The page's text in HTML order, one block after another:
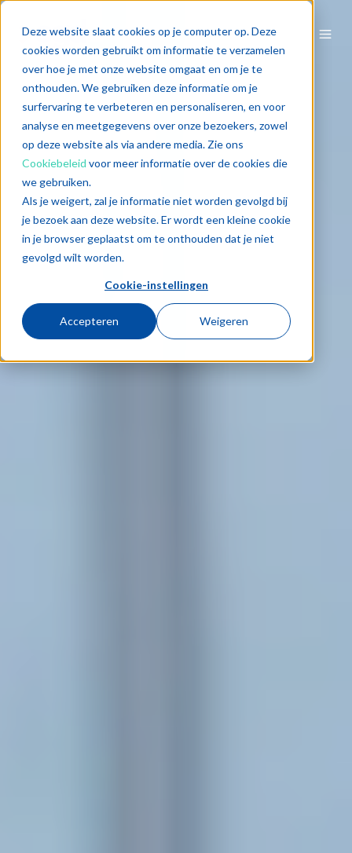
Deze website slaat cookies op je computer op. Deze
cookies worden gebruikt om informatie te verzamelen
over hoe je met onze website omgaat en om je te
onthouden. We gebruiken deze informatie om je
surfervaring te verbeteren en personaliseren, en voor
analyse en meetgegevens over onze bezoekers, zowel
op deze website als via andere media. Zie ons
Cookiebeleid voor meer informatie over de cookies die
we gebruiken.
Als je weigert, zal je informatie niet worden gevolgd bij
je bezoek aan deze website. Er wordt een kleine cookie
in je browser geplaatst om te onthouden dat je niet
gevolgd wilt worden.
Cookie-instellingen
Accepteren Weigeren